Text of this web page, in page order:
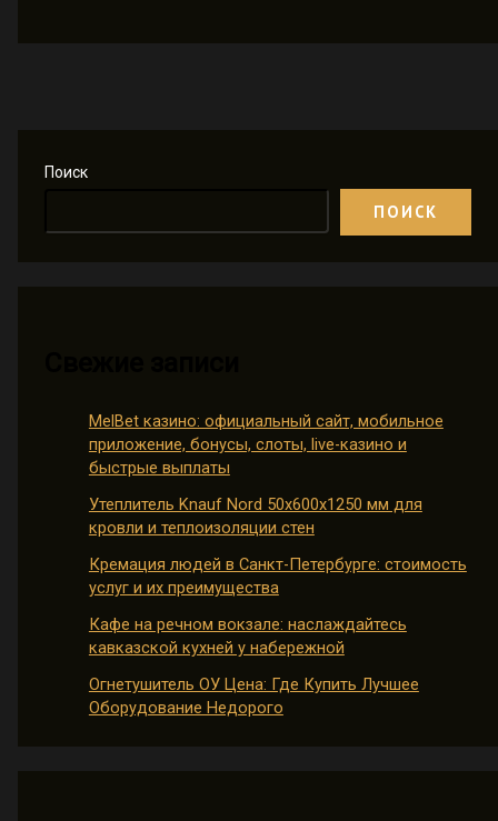
Поиск
ПОИСК
MelBet казино: официальный сайт, мобильное
приложение, бонусы, слоты, live-казино и
быстрые выплаты
Утеплитель Knauf Nord 50х600х1250 мм для
кровли и теплоизоляции стен
Кремация людей в Санкт-Петербурге: стоимость
услуг и их преимущества
Кафе на речном вокзале: наслаждайтесь
кавказской кухней у набережной
Огнетушитель ОУ Цена: Где Купить Лучшее
Оборудование Недорого